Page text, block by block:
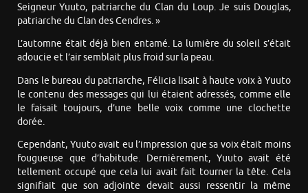
Seigneur Yuuto, patriarche du Clan du Loup. Je suis Douglas,
patriarche du Clan des Cendres. »
L’automne était déjà bien entamé. La lumière du soleil s’était
adoucie et l’air semblait plus froid sur la peau.
Dans le bureau du patriarche, Félicia lisait à haute voix à Yuuto
le contenu des messages qui lui étaient adressés, comme elle
le faisait toujours, d’une belle voix comme une clochette
dorée.
Cependant, Yuuto avait eu l’impression que sa voix était moins
fougueuse que d’habitude. Dernièrement, Yuuto avait été
tellement occupé que cela lui avait fait tourner la tête. Cela
signifiait que son adjointe devait aussi ressentir la même